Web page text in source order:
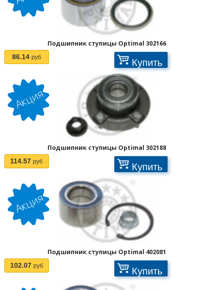
Подшипник ступицы Optimal 302166
86.14 руб Купить
Подшипник ступицы Optimal 302188
114.57 руб Купить
Подшипник ступицы Optimal 402081
102.07 руб Купить